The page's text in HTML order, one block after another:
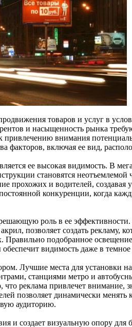
товаров и услуг в
и насыщенность рынка
привлечению внимания
факторов, включая ее вид,
ее высокая видимость. В
становятся неотъемлемой
прохожих и водителей, создавая
конкуренции, когда
роль в ее
позволяет создать рекламу,
Правильно подобранное
видимость даже в темное
Лучшие места для установки
станциями метро и
реклама привлечет внимание,
позволяет динамически менять
аудиторию.
и создает визуальную опору для